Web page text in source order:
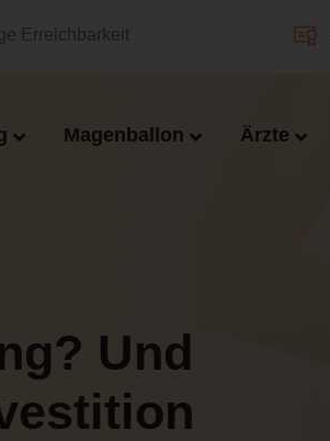
Erreichbarkeit
Magenballon Ärzte
Und